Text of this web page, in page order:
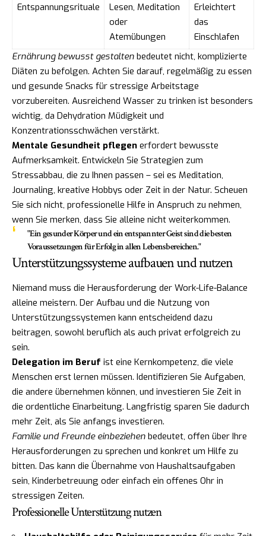
Entspannungsrituale
Lesen, Meditation
oder
Atemübungen
Erleichtert
das
Einschlafen
Ernährung bewusst gestalten bedeutet nicht, komplizierte
Diäten zu befolgen. Achten Sie darauf, regelmäßig zu essen
und gesunde Snacks für stressige Arbeitstage
vorzubereiten. Ausreichend Wasser zu trinken ist besonders
wichtig, da Dehydration Müdigkeit und
Konzentrationsschwächen verstärkt.
Mentale Gesundheit pflegen erfordert bewusste
Aufmerksamkeit. Entwickeln Sie Strategien zum
Stressabbau, die zu Ihnen passen – sei es Meditation,
Journaling, kreative Hobbys oder Zeit in der Natur. Scheuen
Sie sich nicht, professionelle Hilfe in Anspruch zu nehmen,
wenn Sie merken, dass Sie alleine nicht weiterkommen.
"Ein gesunder Körper und ein entspannter Geist sind die besten
Voraussetzungen für Erfolg in allen Lebensbereichen."
Unterstützungssysteme aufbauen und nutzen
Niemand muss die Herausforderung der Work-Life-Balance
alleine meistern. Der Aufbau und die Nutzung von
Unterstützungssystemen kann entscheidend dazu
beitragen, sowohl beruflich als auch privat erfolgreich zu
sein.
Delegation im Beruf ist eine Kernkompetenz, die viele
Menschen erst lernen müssen. Identifizieren Sie Aufgaben,
die andere übernehmen können, und investieren Sie Zeit in
die ordentliche Einarbeitung. Langfristig sparen Sie dadurch
mehr Zeit, als Sie anfangs investieren.
Familie und Freunde einbeziehen bedeutet, offen über Ihre
Herausforderungen zu sprechen und konkret um Hilfe zu
bitten. Das kann die Übernahme von Haushaltsaufgaben
sein, Kinderbetreuung oder einfach ein offenes Ohr in
stressigen Zeiten.
Professionelle Unterstützung nutzen